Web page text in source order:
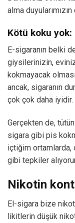
alma
Kötü koku yok:
E-sigaranın belki
giysilerinizin,
kokmayacak
ancak, sigaranın
çok çok daha iyidir.
Gerçekten de,
sigara gibi pis
içtiğim ortamlarda,
gibi tepkiler
Nikotin
El-sigara bize
likitlerin düşük